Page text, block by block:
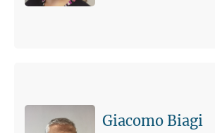
Giacomo Biagi